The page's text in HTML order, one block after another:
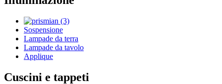
Sospensione
Lampade da terra
Lampade da tavolo
Applique
Cuscini e tappeti